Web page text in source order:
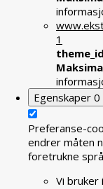
1
theme_id
Egenskaper 0
Preferanse-
endrer måten
foretrukne
Vi bruker